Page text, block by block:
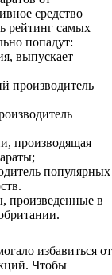
средство
рейтинг самых
попадут:
выпускает
производитель
производящая
популярных
произведенные в
избавиться от
Чтобы